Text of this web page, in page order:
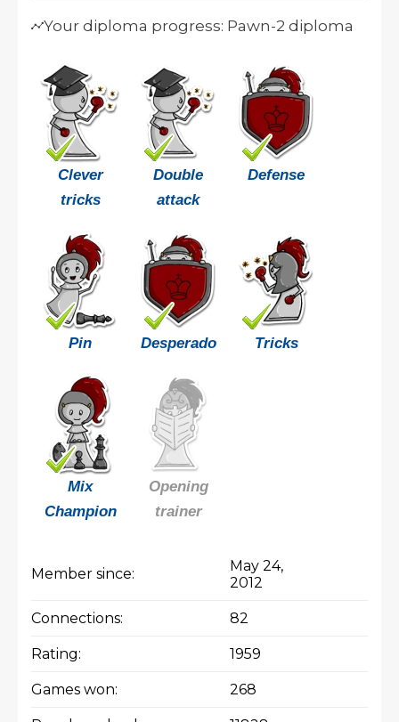
Your diploma progress: Pawn-2 diploma
Clever
tricks
Double
attack
Defense
Pin Desperado Tricks
Mix
Champion
Opening
trainer
Member since:
May 24,
2012
Connections: 82
Rating: 1959
Games won: 268